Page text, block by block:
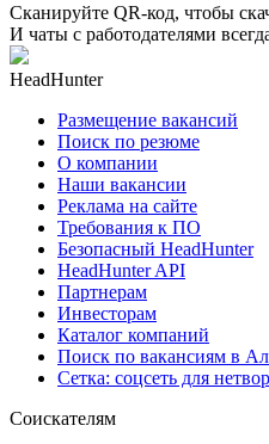
Сканируйте QR-код, чтобы
И чаты с работодателями
HeadHunter
Размещение вакансий
Поиск по резюме
О компании
Наши вакансии
Реклама на сайте
Требования к ПО
Безопасный HeadHunter
HeadHunter API
Партнерам
Инвесторам
Каталог компаний
Поиск по вакансиям в
Сетка: соцсеть для
Соискателям